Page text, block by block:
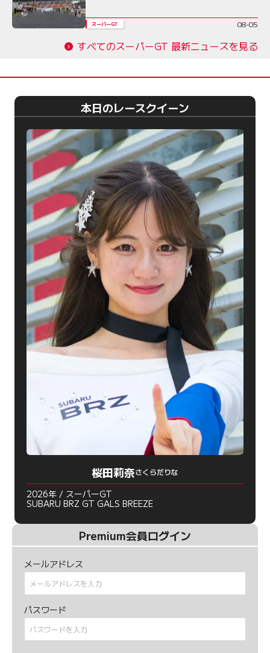
スーパーGT 08-05
すべてのスーパーGT 最新ニュースを見る
本日のレースクイーン
桜田莉奈さくらだりな
2026年 / スーパーGT
SUBARU BRZ GT GALS BREEZE
Premium会員ログイン
メールアドレス
パスワード